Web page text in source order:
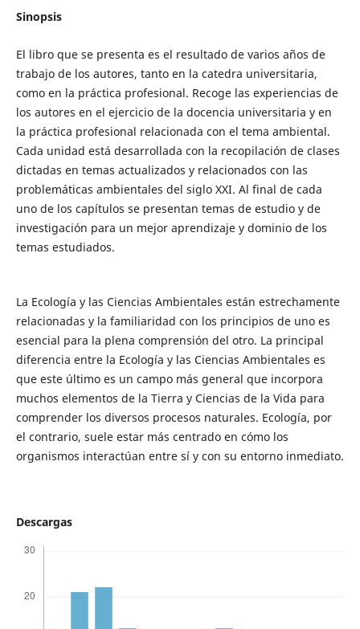
Sinopsis
El libro que se presenta es el resultado de varios años de
trabajo de los autores, tanto en la catedra universitaria,
como en la práctica profesional. Recoge las experiencias de
los autores en el ejercicio de la docencia universitaria y en
la práctica profesional relacionada con el tema ambiental.
Cada unidad está desarrollada con la recopilación de clases
dictadas en temas actualizados y relacionados con las
problemáticas ambientales del siglo XXI. Al final de cada
uno de los capítulos se presentan temas de estudio y de
investigación para un mejor aprendizaje y dominio de los
temas estudiados.
La Ecología y las Ciencias Ambientales están estrechamente
relacionadas y la familiaridad con los principios de uno es
esencial para la plena comprensión del otro. La principal
diferencia entre la Ecología y las Ciencias Ambientales es
que este último es un campo más general que incorpora
muchos elementos de la Tierra y Ciencias de la Vida para
comprender los diversos procesos naturales. Ecología, por
el contrario, suele estar más centrado en cómo los
organismos interactúan entre sí y con su entorno inmediato.
Descargas